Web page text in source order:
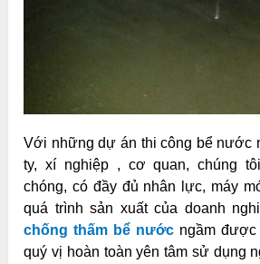
Với những dự án thi công bể nước
ty, xí nghiệp , cơ quan, chúng
chóng, có đầy đủ nhân lực, máy
quá trình sản xuất của doanh
chống thấm bể nước ngầm được
quý vị hoàn toàn yên tâm sử dụng